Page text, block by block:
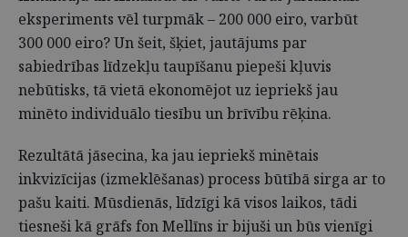
eksperiments vēl turpmāk – 200 000 eiro, varbūt
300 000 eiro? Un šeit, šķiet, jautājums par
sabiedrības līdzekļu taupīšanu piepeši kļuvis
nebūtisks, tā vietā ekonomējot uz iepriekš jau
minēto individuālo tiesību un brīvību rēķina.
Rezultātā jāsecina, ka jau iepriekš minētais
inkvizīcijas (izmeklēšanas) process būtībā sirga ar to
pašu kaiti. Mūsdienās, līdzīgi kā visos laikos, tādi
tiesneši kā grāfs fon Mellīns ir bijuši un būs vienīgi